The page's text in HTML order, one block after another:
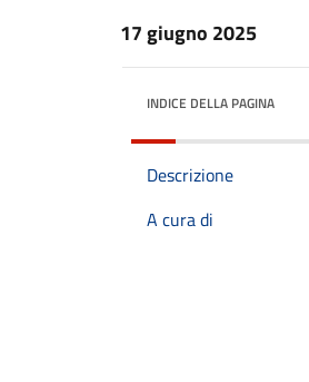
17 giugno 2025
INDICE DELLA PAGINA
Descrizione
A cura di